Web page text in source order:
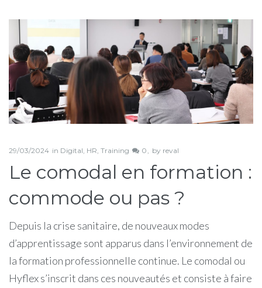
Étiquette :
formateur
29/03/2024 in Digital HR Training 0 by reval
Le comodal en formation :
commode ou pas ?
Depuis la crise sanitaire, de nouveaux modes
d’apprentissage sont apparus dans l’environnement de
la formation professionnelle continue. Le comodal ou
Hyflex s’inscrit dans ces nouveautés et consiste à faire